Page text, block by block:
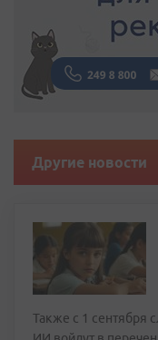
Другие новости
Также с 1 сентября